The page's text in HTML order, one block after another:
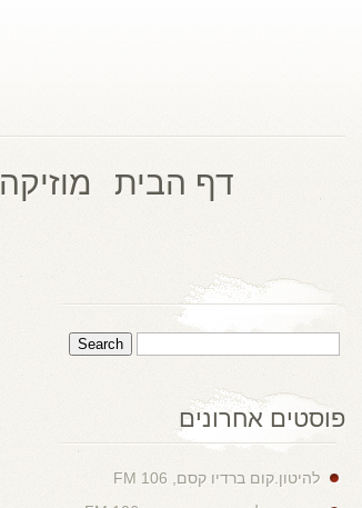
דף הבית מוזיקה
פוסטים אחרונים
להיטון.קום ברדיו קסם, 106 FM